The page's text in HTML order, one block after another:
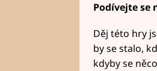
Podívejte se
Děj této hry
by se stalo,
kdyby se